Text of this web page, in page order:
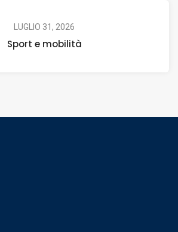
LUGLIO 31, 2026
Sport e mobilità